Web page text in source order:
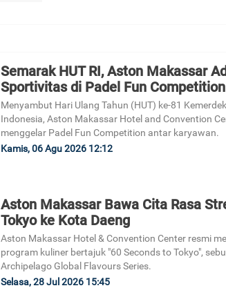
Semarak HUT RI, Aston Makassar
Sportivitas di Padel Fun Competition
Menyambut Hari Ulang Tahun (HUT) ke-81
Indonesia, Aston Makassar Hotel and Convention
menggelar Padel Fun Competition antar karyawan.
Kamis, 06 Agu 2026 12:12
Aston Makassar Bawa Cita Rasa
Tokyo ke Kota Daeng
Aston Makassar Hotel & Convention Center resmi
program kuliner bertajuk "60 Seconds to Tokyo",
Archipelago Global Flavours Series.
Selasa, 28 Jul 2026 15:45